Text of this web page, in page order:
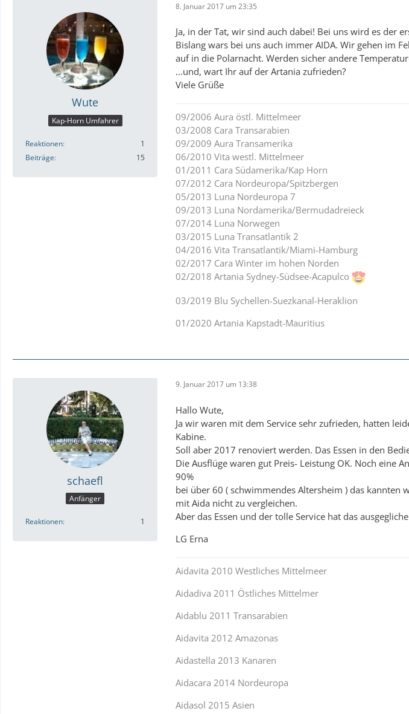
Wute
Kap-Horn Umfahrer
Reaktionen
1
Beiträge
15
8. Januar 2017 um 23:35
Ja, in der Tat, wir sind auch dabei! Bei uns wird es der
Bislang wars bei uns auch immer AIDA. Wir gehen im
auf in die Polarnacht. Werden sicher andere
...und, wart Ihr auf der Artania zufrieden?
Viele Grüße
09/2006 Aura östl. Mittelmeer
03/2008 Cara Transarabien
09/2009 Aura Transamerika
06/2010 Vita westl. Mittelmeer
01/2011 Cara Südamerika/Kap Horn
07/2012 Cara Nordeuropa/Spitzbergen
05/2013 Luna Nordeuropa 7
09/2013 Luna Nordamerika/Bermudadreieck
07/2014 Luna Norwegen
03/2015 Luna Transatlantik 2
04/2016 Vita Transatlantik/Miami-Hamburg
02/2017 Cara Winter im hohen Norden
02/2018 Artania Sydney-Südsee-Acapulco
03/2019 Blu Sychellen-Suezkanal-Heraklion
01/2020 Artania Kapstadt-Mauritius
schaefl
Anfänger
Reaktionen 1
9. Januar 2017 um 13:38
Hallo Wute,
Ja wir waren mit dem Service sehr zufrieden, hatten
Kabine.
Soll aber 2017 renoviert werden. Das Essen in den
Die Ausflüge waren gut Preis- Leistung OK. Noch eine
90%
bei über 60 ( schwimmendes Altersheim ) das kannten
mit Aida nicht zu vergleichen.
Aber das Essen und der tolle Service hat das
LG Erna
Aidavita 2010 Westliches Mittelmeer
Aidadiva 2011 Östliches Mittelmer
Aidablu 2011 Transarabien
Aidavita 2012 Amazonas
Aidastella 2013 Kanaren
Aidacara 2014 Nordeuropa
Aidasol 2015 Asien